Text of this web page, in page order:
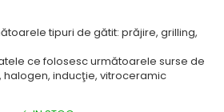
tipuri de gătit: prăjire, grilling,
ce folosesc următoarele surse de
halogen, inducţie, vitroceramic